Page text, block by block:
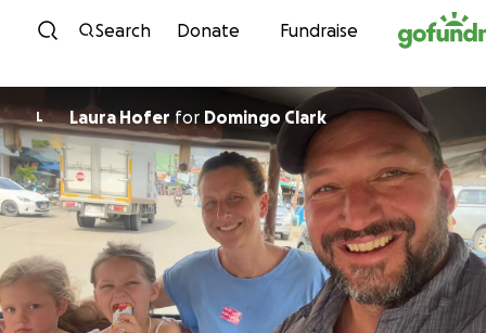
Skip to content
Search Donate Fundraise
L Laura Hoferfor Domingo Clark